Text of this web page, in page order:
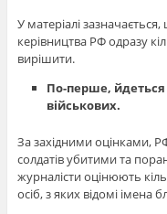
У матеріалі
керівництва РФ одразу
вирішити.
По-перше, йдеться
військових.
За західними оцінками,
солдатів убитими та
журналісти оцінюють
осіб, з яких відомі імена